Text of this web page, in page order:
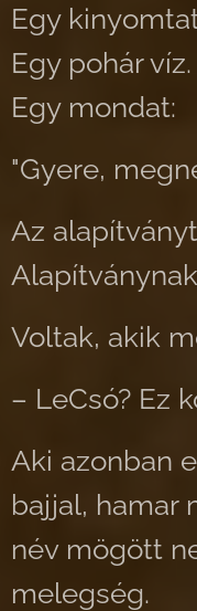
Egy
Egy pohár víz.
Egy mondat:
"Gyere,
Az
Voltak, akik
– LeCsó? Ez
Aki azonban
bajjal, hamar
név mögött
melegség.